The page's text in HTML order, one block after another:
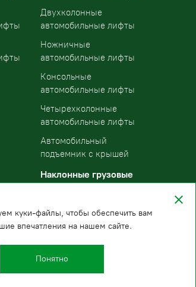
Двухколонные
автомобильные лифты
Ножничные
автомобильные лифты
Консольные
автомобильные лифты
Четырехколонные
автомобильные лифты
Автомобильный
подъемник с крышей
Наклонные грузовые
куки-файлы, чтобы обеспечить вам
впечатления на нашем сайте.
Понятно